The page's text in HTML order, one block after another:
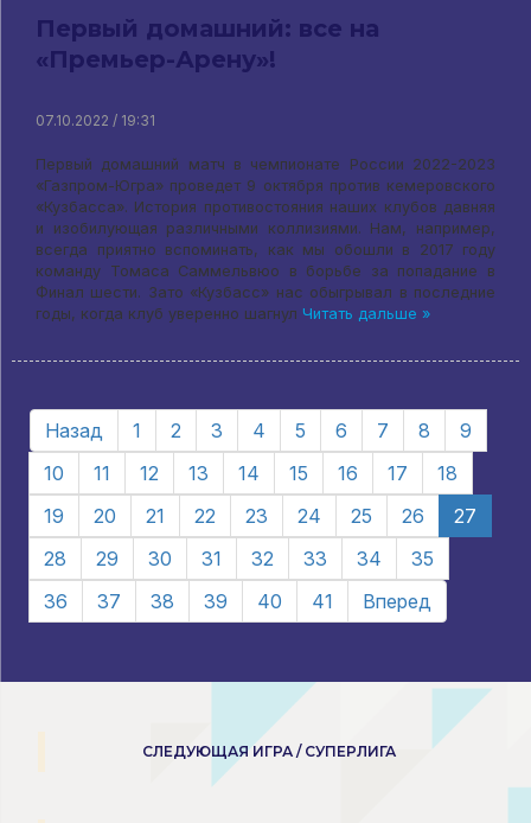
Первый домашний: все на
«Премьер-Арену»!
07.10.2022 / 19:31
Первый домашний матч в чемпионате России 2022-2023
«Газпром-Югра» проведет 9 октября против кемеровского
«Кузбасса». История противостояния наших клубов давняя
и изобилующая различными коллизиями. Нам, например,
всегда приятно вспоминать, как мы обошли в 2017 году
команду Томаса Саммельвюо в борьбе за попадание в
Финал шести. Зато «Кузбасс» нас обыгрывал в последние
годы, когда клуб уверенно шагнул Читать дальше »
Назад 1 2 3 4 5 6 7 8
9
10
11 12 13 14 15 16 17
18
19
20 21 22 23 24 25 26
27
28
29 30 31 32 33 34
35
36
37 38 39 40 41 Вперед
СЛЕДУЮЩАЯ ИГРА / СУПЕРЛИГА